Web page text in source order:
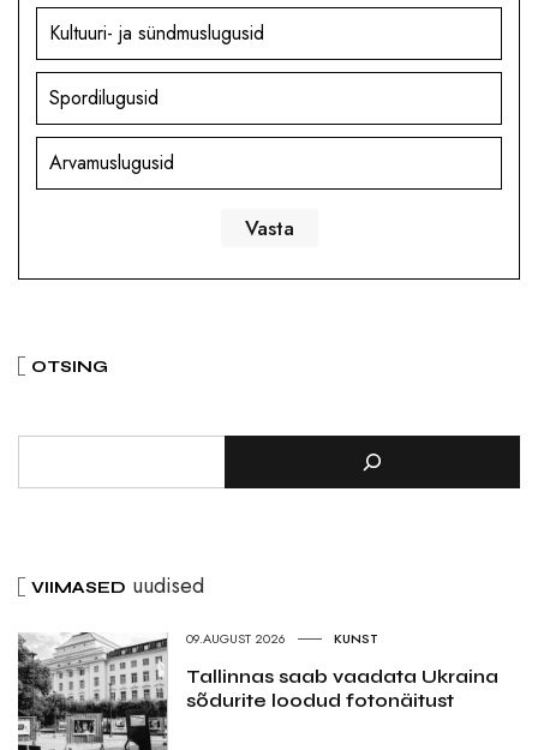
Kultuuri- ja sündmuslugusid
Spordilugusid
Arvamuslugusid
OTSING
VIIMASED uudised
09.AUGUST 2026 KUNST
Tallinnas saab vaadata Ukraina
sõdurite loodud fotonäitust